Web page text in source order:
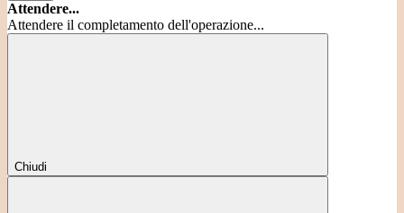
Attendere...
Attendere il completamento dell'operazione...
Chiudi